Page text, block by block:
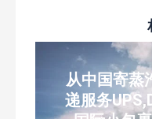
从中国寄蒸
递服务